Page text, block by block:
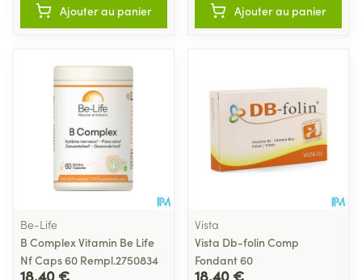
Ajouter au panier Ajouter au panier
Be-Life
B Complex Vitamin Be Life
Nf Caps 60 Rempl.2750834
18,40 €
Vista
Vista Db-folin Comp
Fondant 60
18,40 €